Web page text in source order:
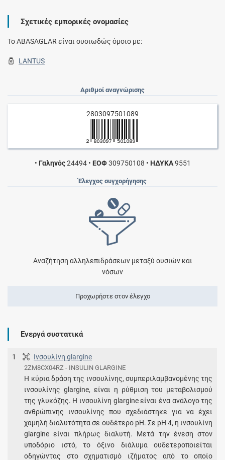
Σχετικές εμπορικές ονομασίες
To ABASAGLAR είναι ουσιωδώς όμοιο με:
LANTUS
Αριθμοί αναγνώρισης
2803097501089
• Γαληνός24494 • ΕΟΦ309750108 • ΗΔΥΚΑ9551
Έλεγχος συγχορήγησης
Αναζήτηση αλληλεπιδράσεων μεταξύ ουσιών και
νόσων
Προχωρήστε στον έλεγχο
Ενεργά συστατικά
1 Ινσουλίνη glargine
2ZM8CX04RZ - INSULIN GLARGINE
Η κύρια δράση της ινσουλίνης, συμπεριλαμβανομένης της
ινσουλίνης glargine, είναι η ρύθμιση του μεταβολισμού
της γλυκόζης. Η ινσουλίνη glargine είναι ένα ανάλογο της
ανθρώπινης ινσουλίνης που σχεδιάστηκε για να έχει
χαμηλή διαλυτότητα σε ουδέτερο pH. Σε pH 4, η ινσουλίνη
glargine είναι πλήρως διαλυτή. Μετά την ένεση στον
υποδόριο ιστό, το όξινο διάλυμα ουδετεροποιείται
οδηγώντας στο σχηματισμό ιζήματος από το οποίο